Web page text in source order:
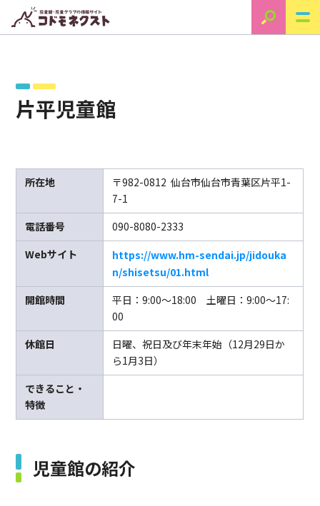
片平児童館
所在地
〒982-0812 仙台市仙台市青葉区片平1-
7-1
電話番号
090-8080-2333
Webサイト
https://www.hm-sendai.jp/jidouka
n/shisetsu/01.html
開館時間
平日：9:00～18:00 土曜日：9:00～17:
00
休館日
日曜、祝日及び年末年始（12月29日か
ら1月3日）
できること・
特徴
児童館の紹介